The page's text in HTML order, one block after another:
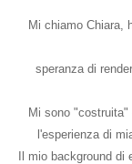
Mi chiamo Chiara,
speranza di
Mi sono
l'esperienza di
Il mio background